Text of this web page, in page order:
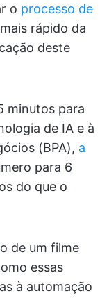
o processo de
mais rápido da
deste
minutos para
de IA e à
(BPA), a
para 6
do que o
de um filme
essas
à automação